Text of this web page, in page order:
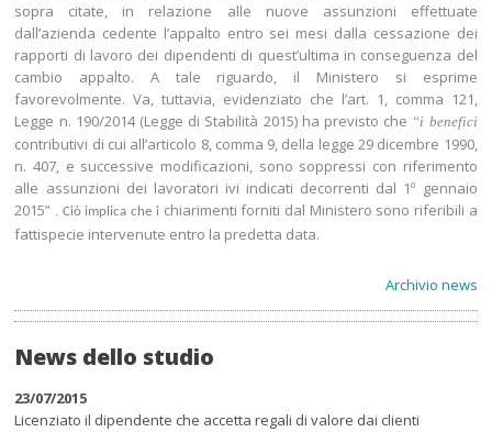
sopra citate, in relazione alle nuove assunzioni effettuate
dall’azienda cedente l’appalto entro sei mesi dalla cessazione dei
rapporti di lavoro dei dipendenti di quest’ultima in conseguenza del
cambio appalto. A tale riguardo, il Ministero si esprime
favorevolmente. Va, tuttavia, evidenziato che l’art. 1, comma 121,
Legge n. 190/2014 (Legge di Stabilità 2015) ha previsto che “i benefici
contributivi di cui all’articolo 8, comma 9, della legge 29 dicembre 1990,
n. 407, e successive modificazioni, sono soppressi con riferimento
alle assunzioni dei lavoratori ivi indicati decorrenti dal 1º gennaio
2015” . Ciò implica che i chiarimenti forniti dal Ministero sono riferibili a
fattispecie intervenute entro la predetta data.
Archivio news
News dello studio
23/07/2015
Licenziato il dipendente che accetta regali di valore dai clienti